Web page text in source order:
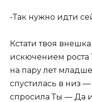
-Так нужно идти
Кстати твоя
искючением роста
на пару лет
спустилась в низ
спросила Ты — Да